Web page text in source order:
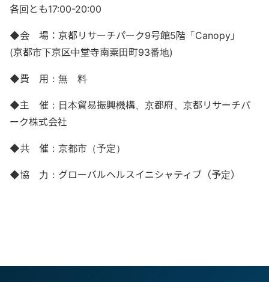
各回とも17:00-20:00
◆会 場：京都リサーチパーク9号館5階「Canopy」
(京都市下京区中堂寺南粟田町93番地)
◆費 用：無 料
◆主 催：日本貿易振興機構、京都府、京都リサーチパ
ーク株式会社
◆共 催：京都市（予定）
◆協 力：グローバルヘルスイニシャティブ（予定）